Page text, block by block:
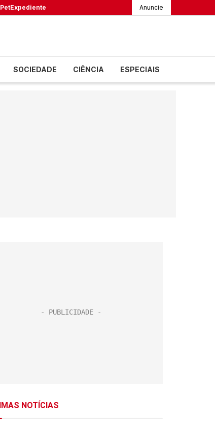
PetExpediente Anuncie
SOCIEDADE CIÊNCIA ESPECIAIS